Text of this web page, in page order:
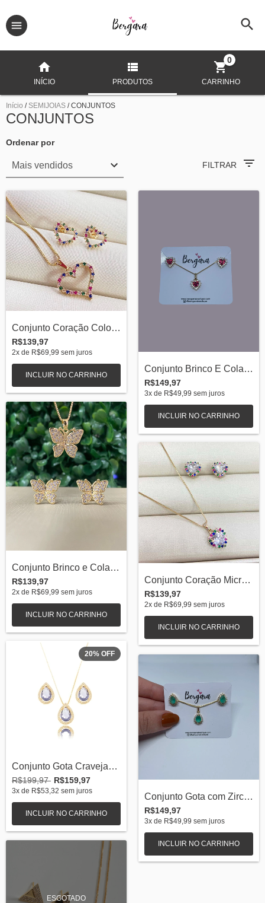
INÍCIO PRODUTOS CARRINHO
0
Início / SEMIJOIAS / CONJUNTOS
CONJUNTOS
Ordenar por
FILTRAR
Conjunto Coração Colors Banhada a Ouro 1...
R$139,97
2x de R$69,99 sem juros
INCLUIR NO CARRINHO
Conjunto Brinco E Colar Coração Rubi Ban...
R$149,97
3x de R$49,99 sem juros
Conjunto Brinco e Colar Borboleta com Zi...
R$139,97
2x de R$69,99 sem juros
Conjunto Coração Micro Zircônias Colorid...
R$139,97
2x de R$69,99 sem juros
20% OFF
Conjunto Gota Cravejado Banhada A Ouro 1...
R$199,97 R$159,97
3x de R$53,32 sem juros
Conjunto Gota com Zirconia Banhada A Our...
R$149,97
3x de R$49,99 sem juros
INCLUIR NO CARRINHO
ESGOTADO